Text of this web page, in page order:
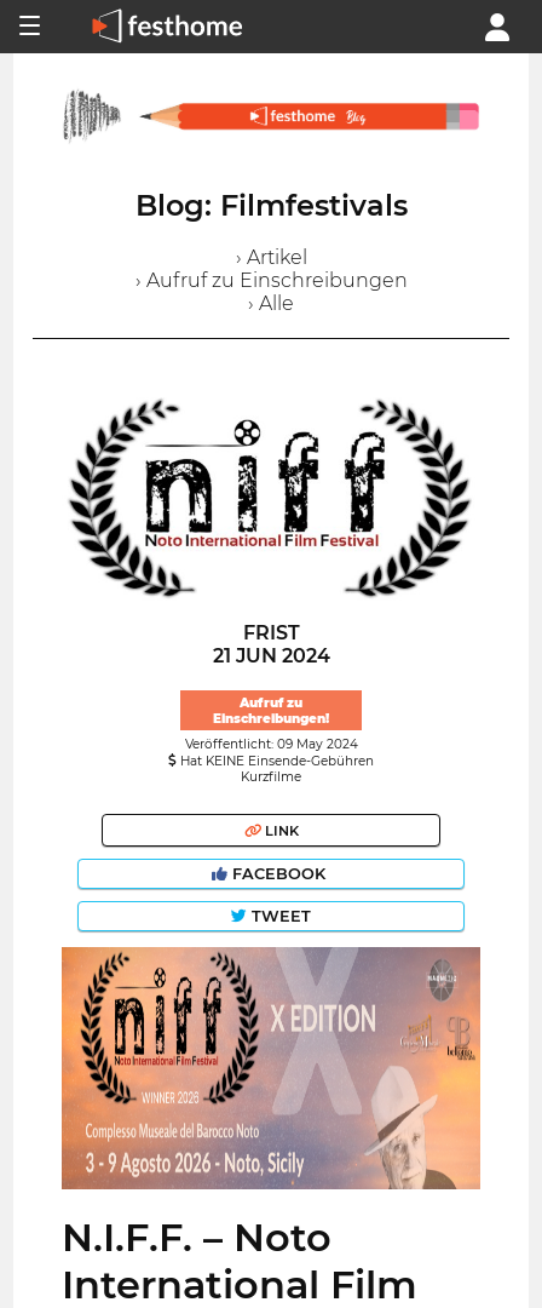
Blog: Filmfestivals
› Artikel
› Aufruf zu Einschreibungen
› Alle
FRIST
21 JUN 2024
Aufruf zu
Einschreibungen!
Veröffentlicht: 09 May 2024
Hat KEINE Einsende-Gebühren
Kurzfilme
LINK
FACEBOOK
TWEET
N.I.F.F. – Noto
International Film